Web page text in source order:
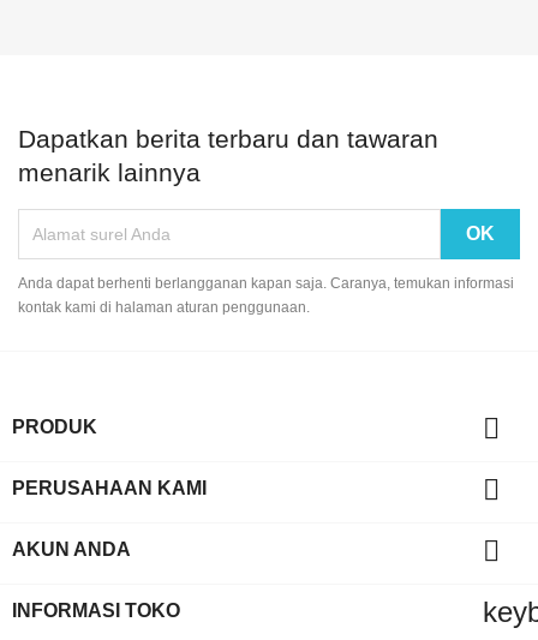
Dapatkan berita terbaru dan tawaran
menarik lainnya
Anda dapat berhenti berlangganan kapan saja. Caranya, temukan informasi
kontak kami di halaman aturan penggunaan.
PRODUK 
PERUSAHAAN KAMI 
AKUN ANDA 
INFORMASI TOKO